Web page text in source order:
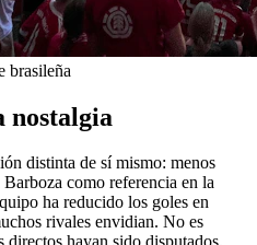
brasileña
nostalgia
distinta de sí mismo: menos
como referencia en la
ha reducido los goles en
rivales envidian. No es